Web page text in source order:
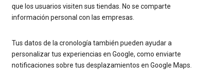
que los usuarios visiten sus tiendas. No se comparte
información personal con las empresas.
Tus datos de la cronología también pueden ayudar a
personalizar tus experiencias en Google, como enviarte
notificaciones sobre tus desplazamientos en Google Maps.